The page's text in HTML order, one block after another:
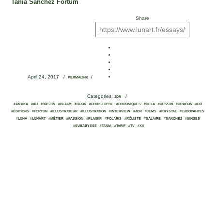
Tania Sanchez Fortum
April 24, 2017 / PERMALINK /
Share
Categories: JDR /
#ANTIKA #AU #BASTIN #BLACK #BOOK #CHRISTOPHE #CHRONIQUES #DELÀ #DESSIN #DRAGON
#DU
#ÉDITIONS
#FORTUN #ILLUSTRATEUR #ILLUSTRATION #INTERVIEW #JDR #JEMS #KRYSTAL
#LUDOPAHTES
#LUNA
#LUNART #MÉTIER #PASSION #PLAISIR #POLARIS #RÔLISTE #SALAIRE #SANCHEZ
#SINGES
#SUBABYSSE
#TANIA #TARIF #TV #XII